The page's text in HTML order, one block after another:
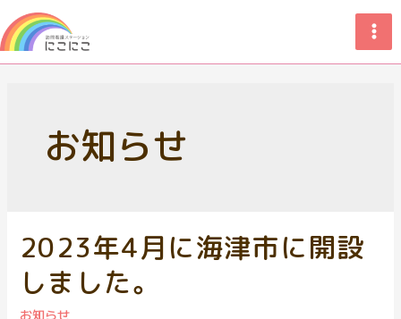
お知らせ
2023年4月に海津市に開設
しました。
お知らせ